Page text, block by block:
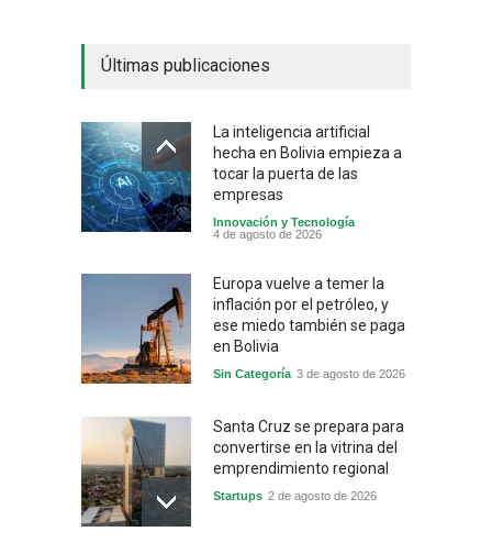
Últimas publicaciones
La inteligencia artificial
hecha en Bolivia empieza a
tocar la puerta de las
empresas
Innovación y Tecnología
4 de agosto de 2026
Europa vuelve a temer la
inflación por el petróleo, y
ese miedo también se paga
en Bolivia
Sin Categoría 3 de agosto de 2026
Santa Cruz se prepara para
convertirse en la vitrina del
emprendimiento regional
Startups 2 de agosto de 2026